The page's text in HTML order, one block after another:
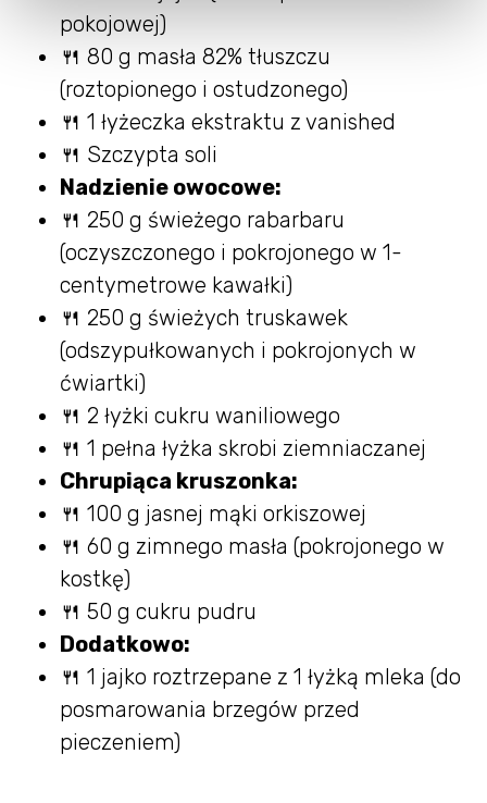
pokojowej)
🍴 80 g masła 82% tłuszczu
(roztopionego i ostudzonego)
🍴 1 łyżeczka ekstraktu z vanished
🍴 Szczypta soli
Nadzienie owocowe:
🍴 250 g świeżego rabarbaru
(oczyszczonego i pokrojonego w 1-
centymetrowe kawałki)
🍴 250 g świeżych truskawek
(odszypułkowanych i pokrojonych w
ćwiartki)
🍴 2 łyżki cukru waniliowego
🍴 1 pełna łyżka skrobi ziemniaczanej
Chrupiąca kruszonka:
🍴 100 g jasnej mąki orkiszowej
🍴 60 g zimnego masła (pokrojonego w
kostkę)
🍴 50 g cukru pudru
Dodatkowo:
🍴 1 jajko roztrzepane z 1 łyżką mleka (do
posmarowania brzegów przed
pieczeniem)